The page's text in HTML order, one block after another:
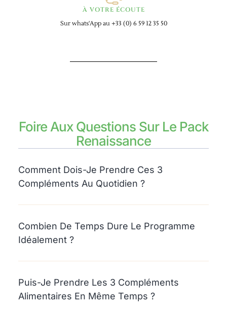
À VOTRE ÉCOUTE
Sur whats'App au +33 (0) 6 59 12 35 50
Foire Aux Questions Sur Le Pack
Renaissance
Comment Dois-Je Prendre Ces 3
Compléments Au Quotidien ?
Combien De Temps Dure Le Programme
Idéalement ?
Puis-Je Prendre Les 3 Compléments
Alimentaires En Même Temps ?